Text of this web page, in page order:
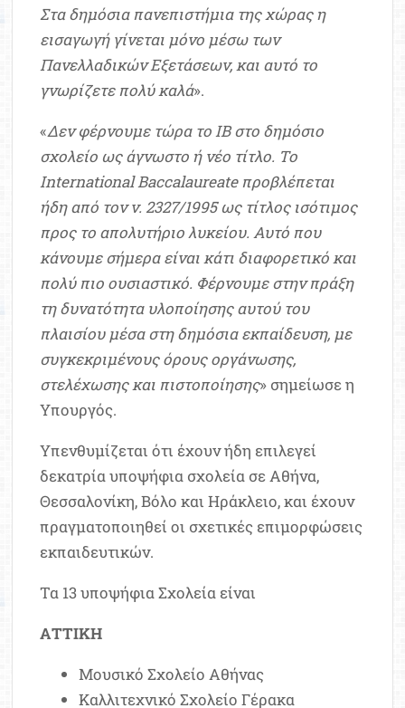
Στα δημόσια πανεπιστήμια της χώρας η
εισαγωγή γίνεται μόνο μέσω των
Πανελλαδικών Εξετάσεων, και αυτό το
γνωρίζετε πολύ καλά».
«Δεν φέρνουμε τώρα το ΙΒ στο δημόσιο
σχολείο ως άγνωστο ή νέο τίτλο. Το
International Baccalaureate προβλέπεται
ήδη από τον ν. 2327/1995 ως τίτλος ισότιμος
προς το απολυτήριο λυκείου. Αυτό που
κάνουμε σήμερα είναι κάτι διαφορετικό και
πολύ πιο ουσιαστικό. Φέρνουμε στην πράξη
τη δυνατότητα υλοποίησης αυτού του
πλαισίου μέσα στη δημόσια εκπαίδευση, με
συγκεκριμένους όρους οργάνωσης,
στελέχωσης και πιστοποίησης» σημείωσε η
Υπουργός.
Υπενθυμίζεται ότι έχουν ήδη επιλεγεί
δεκατρία υποψήφια σχολεία σε Αθήνα,
Θεσσαλονίκη, Βόλο και Ηράκλειο, και έχουν
πραγματοποιηθεί οι σχετικές επιμορφώσεις
εκπαιδευτικών.
Τα 13 υποψήφια Σχολεία είναι
ΑΤΤΙΚΗ
Μουσικό Σχολείο Αθήνας
Καλλιτεχνικό Σχολείο Γέρακα